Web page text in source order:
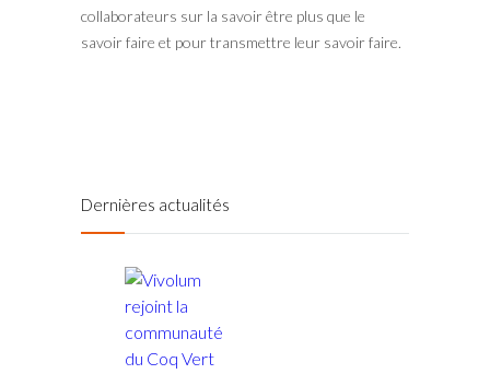
collaborateurs sur la savoir être plus que le
savoir faire et pour transmettre leur savoir faire.
Dernières actualités